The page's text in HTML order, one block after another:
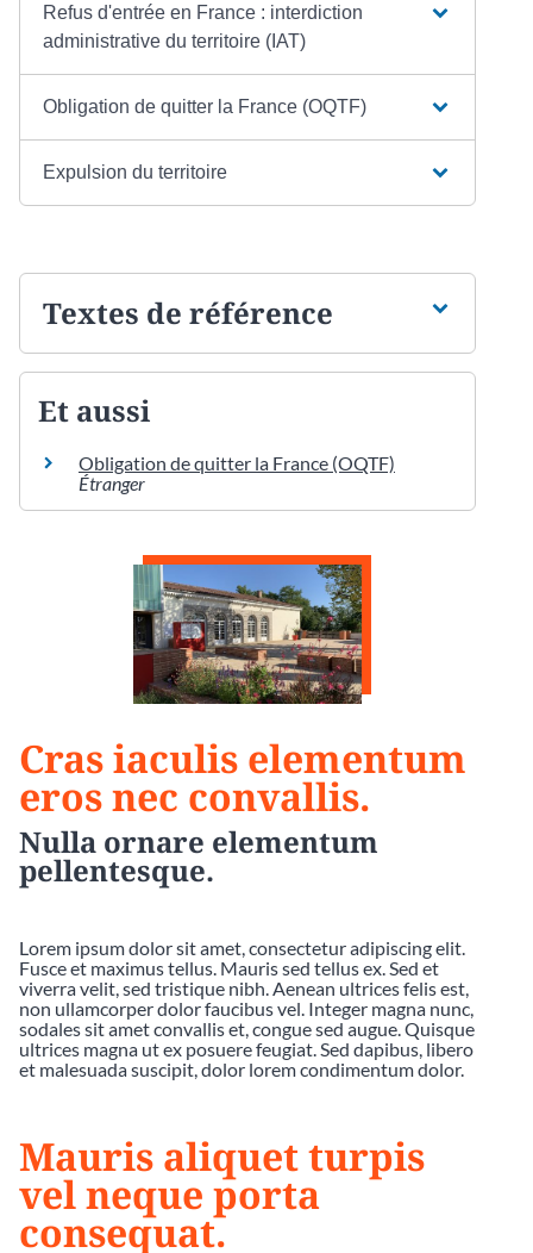
Refus d'entrée en France : interdiction
administrative du territoire (IAT)
Obligation de quitter la France (OQTF)
Expulsion du territoire
Textes de référence
Et aussi
Obligation de quitter la France (OQTF)
Étranger
Cras iaculis elementum
eros nec convallis.
Nulla ornare elementum
pellentesque.
Lorem ipsum dolor sit amet, consectetur adipiscing elit.
Fusce et maximus tellus. Mauris sed tellus ex. Sed et
viverra velit, sed tristique nibh. Aenean ultrices felis est,
non ullamcorper dolor faucibus vel. Integer magna nunc,
sodales sit amet convallis et, congue sed augue. Quisque
ultrices magna ut ex posuere feugiat. Sed dapibus, libero
et malesuada suscipit, dolor lorem condimentum dolor.
Mauris aliquet turpis
vel neque porta
consequat.